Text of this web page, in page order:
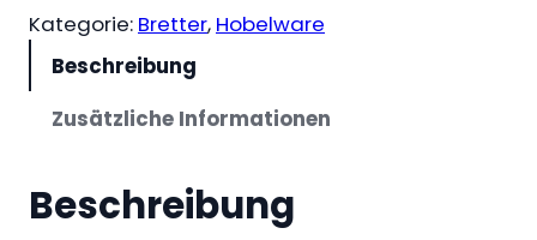
1
9
€
a
Kategorie: Bretter, Hobelware
Beschreibung
Zusätzliche Informationen
Beschreibung